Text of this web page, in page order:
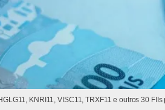
KNRI11, VISC11, TRXF11 e outros 30